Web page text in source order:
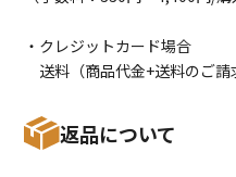
・クレジットカード場合
送料（商品代金+送料のご請
返品について